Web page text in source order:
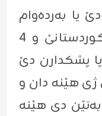
یا به‌رده‌وام
بیت، 8 زانكۆیێن هه‌رێما كوردستانێ و 4
پشكدارن دێ
هێنه‌ دان و
دى هێنه‌